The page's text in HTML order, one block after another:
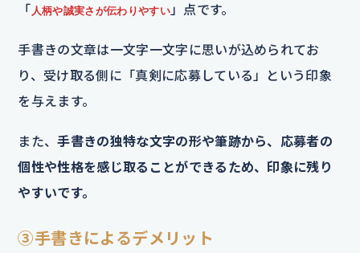
「 人柄や誠実さが伝わりやすい」点です。
手書きの文章は一文字一文字に思いが込められてお
り、受け取る側に「真剣に応募している」という印象
を与えます。
また、手書きの独特な文字の形や筆跡から、応募者の
個性や性格を感じ取ることができるため、印象に残り
やすいです。
③手書きによるデメリット